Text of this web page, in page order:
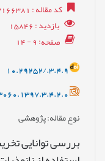
کد مقاله: 13971003166381
بازدید: 15846
صفحه: 9 - 14
10.29252/.3.4.9
نوع مقاله: پژوهشی
بررسی توانایی